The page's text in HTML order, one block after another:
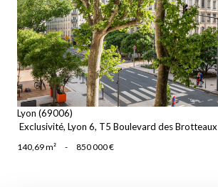
voir le bien
Lyon (69006)
Exclusivité, Lyon 6, T5 Boulevard des Brotteaux
140,69 m² - 850 000 €